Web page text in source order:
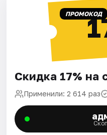
ПРОМОКОД
Скидка 17% на
Применили: 2 614 раз